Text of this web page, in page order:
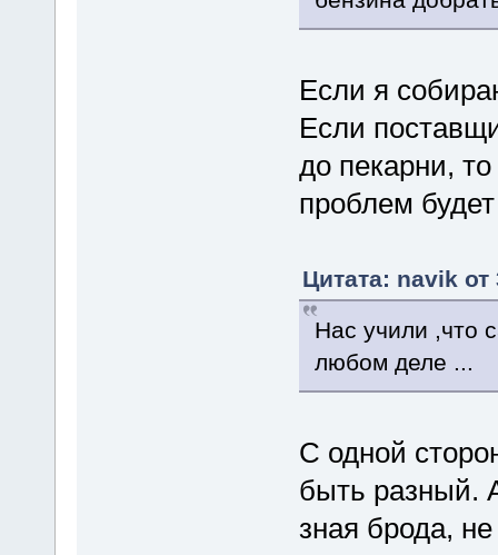
Если я
Если
до пекарни,
проблем
Цитата: navik от
Нас учили ,что
любом деле ...
С одной
быть разный.
зная брода,